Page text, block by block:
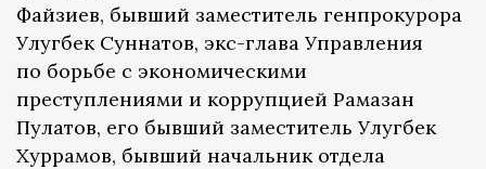
Файзиев, бывший заместитель генпрокурора
Улугбек Суннатов, экс-глава Управления
по борьбе с экономическими
преступлениями и коррупцией Рамазан
Пулатов, его бывший заместитель Улугбек
Хуррамов, бывший начальник отдела